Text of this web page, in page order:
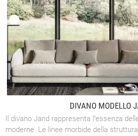
DIVANO MODELLO
Il divano Jand rappresenta l’essenza
moderne. Le linee morbide della